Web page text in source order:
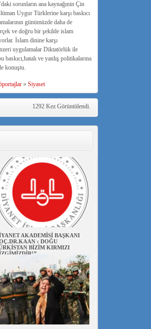
sorunların ana kaynağınin Çin
Uygur Türklerine karşı baskıcı
günümüzde daha de
ve doğru bir şekilde islam
İslam dinine karşı
uygulamalar Diktatörlük ile
ve yanlış politikalarına
konuştu.
» Siyaset
1292 Kez Görüntülendi.
AKADEMİSİ BAŞKANI
: DOĞU
BİZİM KIRMIZI